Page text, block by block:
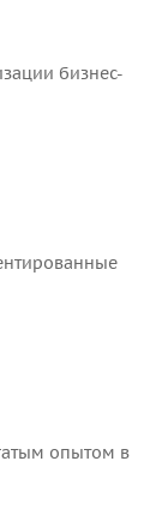
бизнес-
опытом в